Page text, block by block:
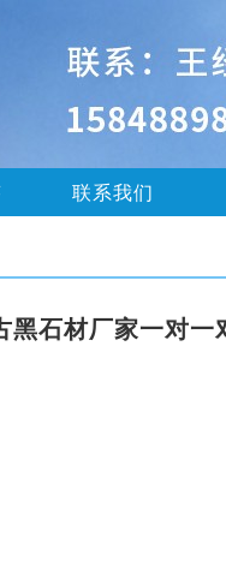
联系我们
黑石材厂家一对一